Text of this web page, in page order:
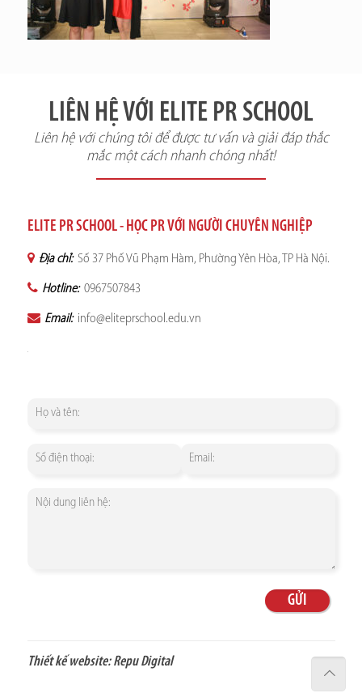
LIÊN HỆ VỚI ELITE PR SCHOOL
Liên hệ với chúng tôi để được tư vấn và giải đáp thắc
mắc một cách nhanh chóng nhất!
ELITE PR SCHOOL - HỌC PR VỚI NGƯỜI CHUYÊN NGHIỆP
Địa chỉ: Số 37 Phố Vũ Phạm Hàm, Phường Yên Hòa, TP Hà Nội.
Hotline: 0967507843
Email: info@eliteprschool.edu.vn
Thiết kế website:Repu Digital